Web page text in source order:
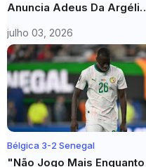
Anuncia Adeus Da Argélia
Mundial E Encerra Ciclo De
119 Jogos
julho 03, 2026
Bélgica 3-2 Senegal
"Não Jogo Mais Enquanto